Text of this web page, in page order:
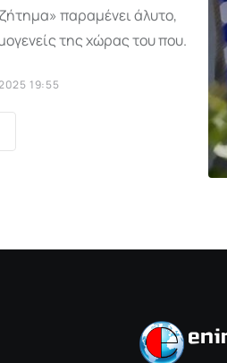
παραμένει άλυτο,
της χώρας του που.
19:55